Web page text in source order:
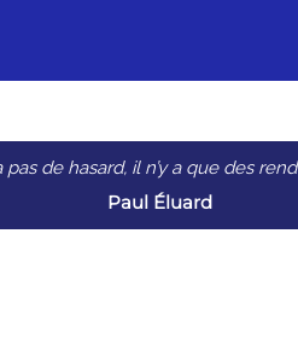
pas de hasard, il n’y a que des
Paul Éluard